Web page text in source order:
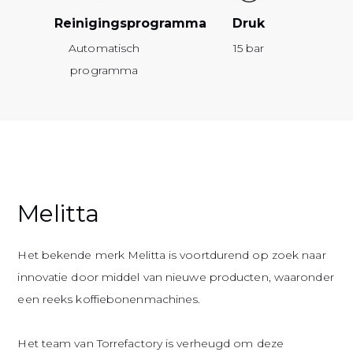
Reinigingsprogramma
Automatisch
programma
Druk
15 bar
Melitta
Het bekende merk Melitta is voortdurend op zoek naar
innovatie door middel van nieuwe producten, waaronder
een reeks koffiebonenmachines.
Het team van Torrefactory is verheugd om deze